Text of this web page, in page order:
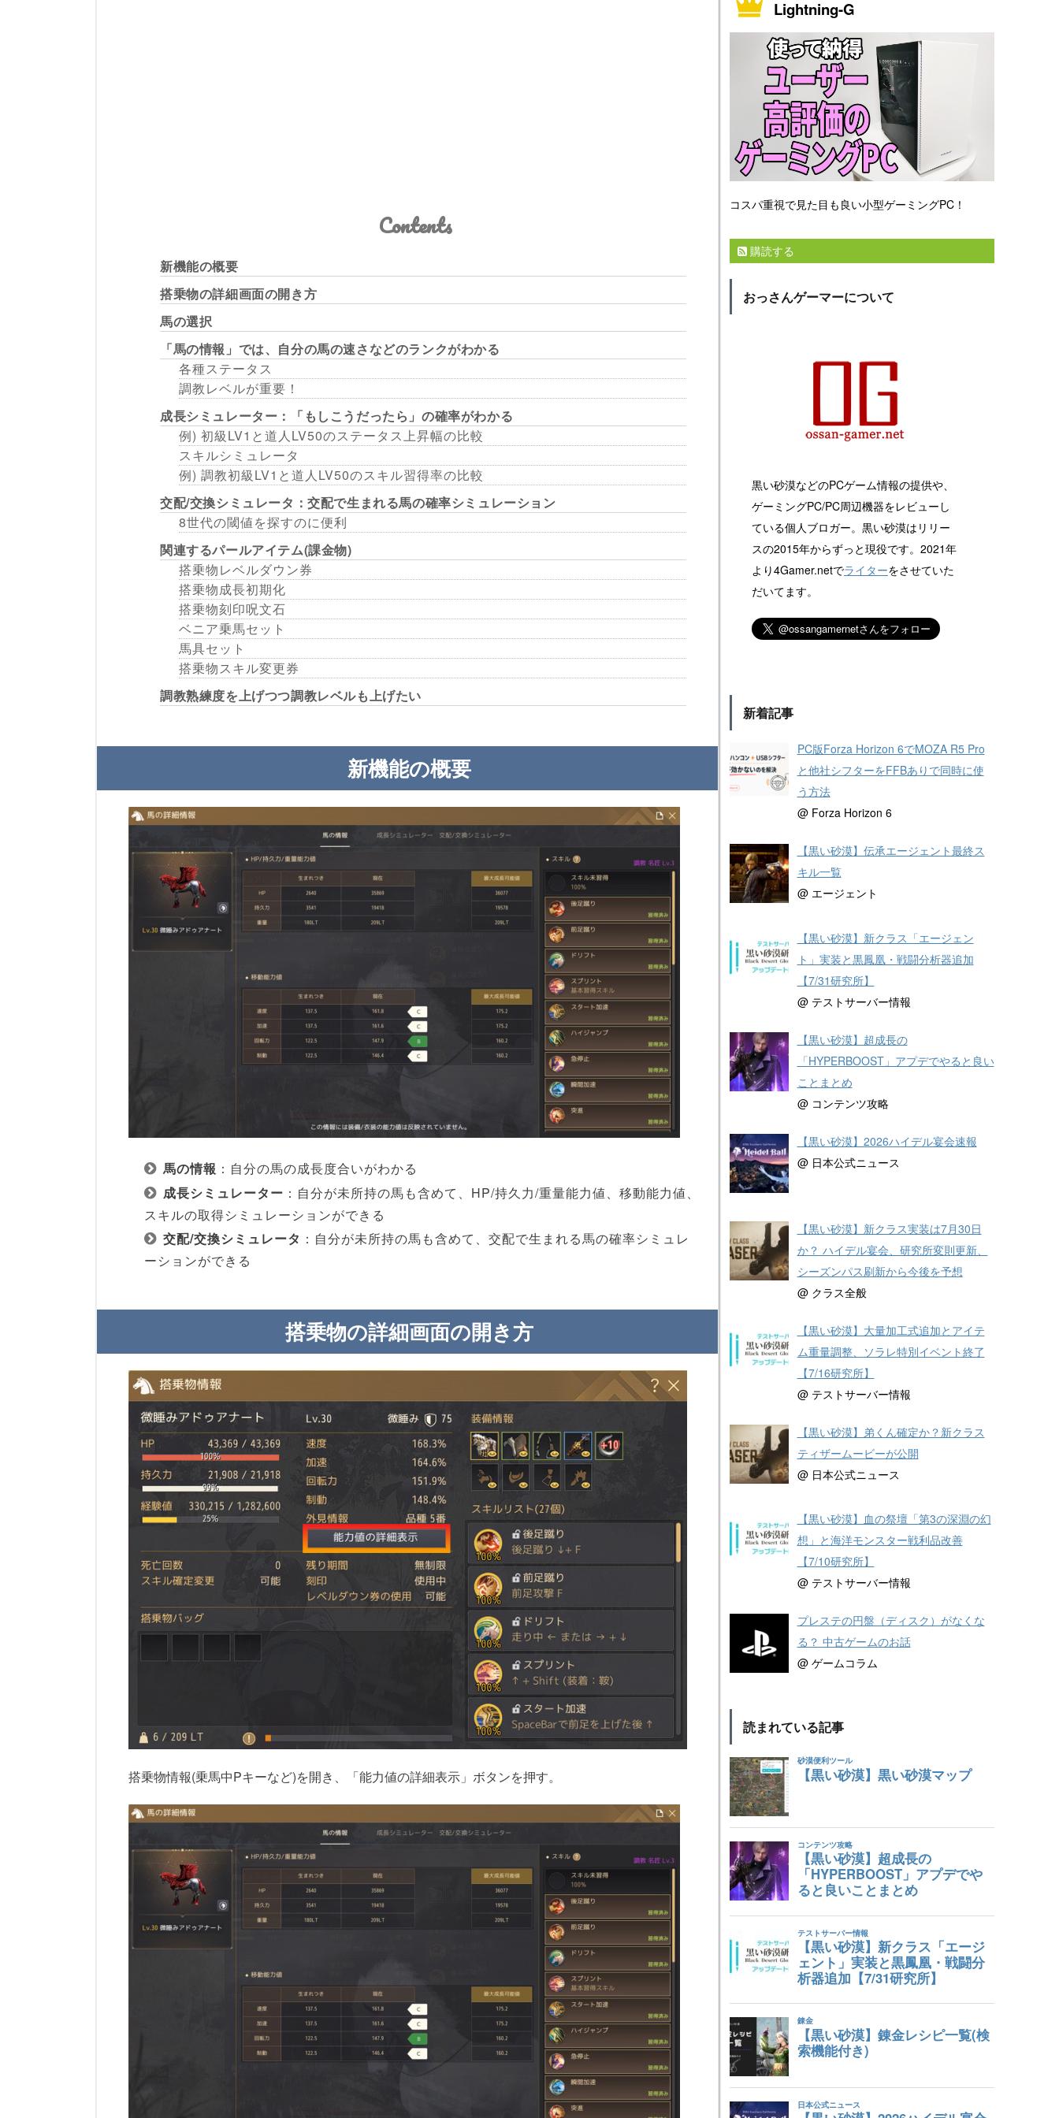
Contents
新機能の概要
搭乗物の詳細画面の開き方
馬の選択
「馬の情報」では、自分の馬の速さなどのランクがわかる
各種ステータス
調教レベルが重要！
成長シミュレーター：「もしこうだったら」の確率がわかる
例) 初級LV1と道人LV50のステータス上昇幅の比較
スキルシミュレータ
例) 調教初級LV1と道人LV50のスキル習得率の比較
交配/交換シミュレータ：交配で生まれる馬の確率シミュレーション
8世代の閾値を探すのに便利
関連するパールアイテム(課金物)
搭乗物レベルダウン券
搭乗物成長初期化
搭乗物刻印呪文石
ベニア乗馬セット
馬具セット
搭乗物スキル変更券
調教熟練度を上げつつ調教レベルも上げたい
新機能の概要
馬の情報 ：自分の馬の成長度合いがわかる
成長シミュレーター ：自分が未所持の馬も含めて、HP/持久力/重量能力値、移動能力値、
スキルの取得シミュレーションができる
交配/交換シミュレータ ：自分が未所持の馬も含めて、交配で生まれる馬の確率シミュレ
ーションができる
搭乗物の詳細画面の開き方
搭乗物情報(乗馬中Pキーなど)を開き、「能力値の詳細表示」ボタンを押す。
Lightning-G
コスパ重視で見た目も良い小型ゲーミングPC！
購読する
おっさんゲーマーについて
黒い砂漠などのPCゲーム情報の提供や、
ゲーミングPC/PC周辺機器をレビューし
ている個人ブロガー。黒い砂漠はリリー
スの2015年からずっと現役です。2021年
より4Gamer.netでライターをさせていた
だいてます。
新着記事
PC版Forza Horizon 6でMOZA R5 Pro
と他社シフターをFFBありで同時に使
う方法
@ Forza Horizon 6
【黒い砂漠】伝承エージェント最終ス
キル一覧
@ エージェント
【黒い砂漠】新クラス「エージェン
ト」実装と黒鳳凰・戦闘分析器追加
【7/31研究所】
@ テストサーバー情報
【黒い砂漠】超成長の
「HYPERBOOST」アプデでやると良い
ことまとめ
@ コンテンツ攻略
【黒い砂漠】2026ハイデル宴会速報
@ 日本公式ニュース
【黒い砂漠】新クラス実装は7月30日
か？ ハイデル宴会、研究所変則更新、
シーズンパス刷新から今後を予想
@ クラス全般
【黒い砂漠】大量加工式追加とアイテ
ム重量調整、ソラレ特別イベント終了
【7/16研究所】
@ テストサーバー情報
【黒い砂漠】弟くん確定か？新クラス
ティザームービーが公開
@ 日本公式ニュース
【黒い砂漠】血の祭壇「第3の深淵の幻
想」と海洋モンスター戦利品改善
【7/10研究所】
@ テストサーバー情報
プレステの円盤（ディスク）がなくな
る？ 中古ゲームのお話
@ ゲームコラム
読まれている記事